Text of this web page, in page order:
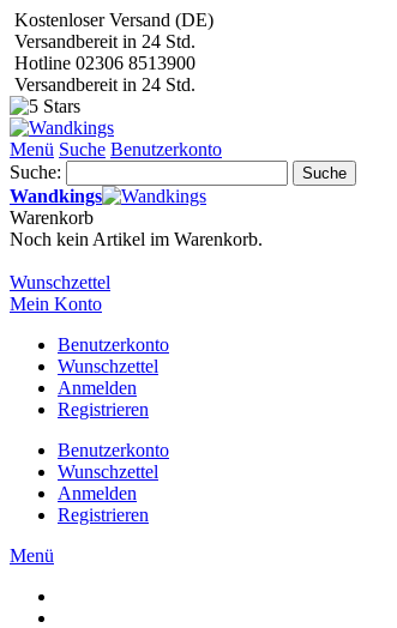
Kostenloser Versand (DE)
Versandbereit in 24 Std.
Hotline 02306 8513900
Versandbereit in 24 Std.
Menü Suche Benutzerkonto
Suche:
Suche
Wandkings
Warenkorb
Noch kein Artikel im Warenkorb.
Wunschzettel
Mein Konto
Benutzerkonto
Wunschzettel
Anmelden
Registrieren
Benutzerkonto
Wunschzettel
Anmelden
Registrieren
Menü